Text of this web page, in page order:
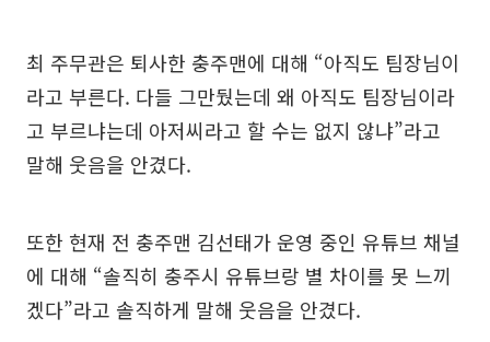
최 주무관은 퇴사한 충주맨에 대해 “아직도 팀장님이
라고 부른다. 다들 그만뒀는데 왜 아직도 팀장님이라
고 부르냐는데 아저씨라고 할 수는 없지 않냐”라고
말해 웃음을 안겼다.
또한 현재 전 충주맨 김선태가 운영 중인 유튜브 채널
에 대해 “솔직히 충주시 유튜브랑 별 차이를 못 느끼
겠다”라고 솔직하게 말해 웃음을 안겼다.